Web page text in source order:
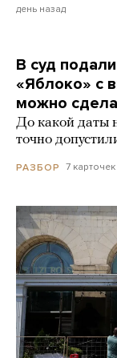
день назад
В суд
«Яблоко» с
можно
До какой даты
точно
РАЗБОР 7 карточек